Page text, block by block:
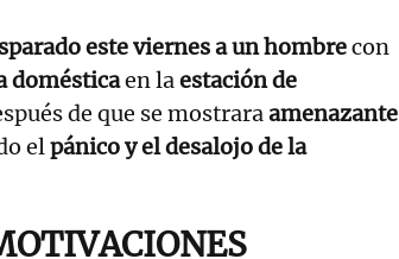
este viernes a un hombrecon
domésticaen laestación de
de que se mostraraamenazante
elpánico y el desalojo de la